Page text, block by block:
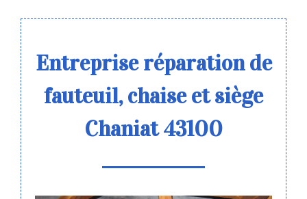
Entreprise réparation de
fauteuil, chaise et siège
Chaniat 43100